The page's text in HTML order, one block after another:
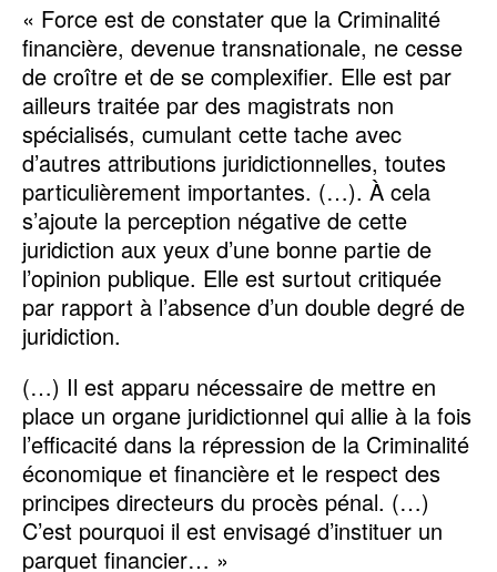
« Force est de constater que la Criminalité
financière, devenue transnationale, ne cesse
de croître et de se complexifier. Elle est par
ailleurs traitée par des magistrats non
spécialisés, cumulant cette tache avec
d’autres attributions juridictionnelles, toutes
particulièrement importantes. (…). À cela
s’ajoute la perception négative de cette
juridiction aux yeux d’une bonne partie de
l’opinion publique. Elle est surtout critiquée
par rapport à l’absence d’un double degré de
juridiction.
(…) Il est apparu nécessaire de mettre en
place un organe juridictionnel qui allie à la fois
l’efficacité dans la répression de la Criminalité
économique et financière et le respect des
principes directeurs du procès pénal. (…)
C’est pourquoi il est envisagé d’instituer un
parquet financier… »